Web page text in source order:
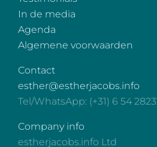
In de media
Agenda
Algemene voorwaarden
Contact
esther@estherjacobs.info
Tel/WhatsApp: (+31) 6 54
Company info
estherjacobs.info Ltd